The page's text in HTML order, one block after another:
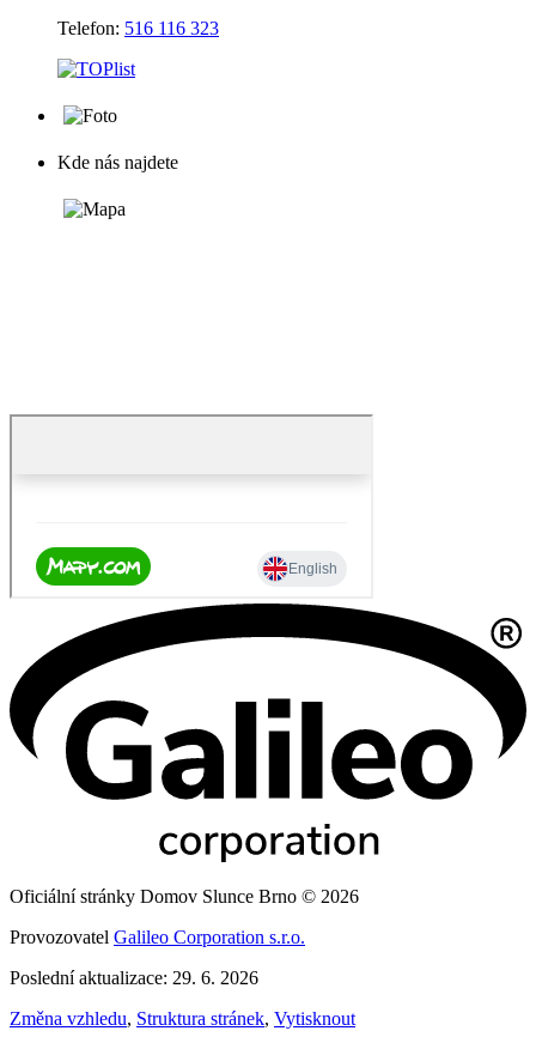
Telefon: 516 116 323
Kde nás najdete
Oficiální stránky Domov Slunce Brno © 2026
Provozovatel Galileo Corporation s.r.o.
Poslední aktualizace: 29. 6. 2026
Změna vzhledu, Struktura stránek, Vytisknout